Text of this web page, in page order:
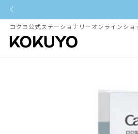
コクヨ公式ステーショナリーオンラインショ